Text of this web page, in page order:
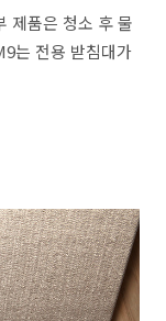
제품은 청소 후 물
는 전용 받침대가